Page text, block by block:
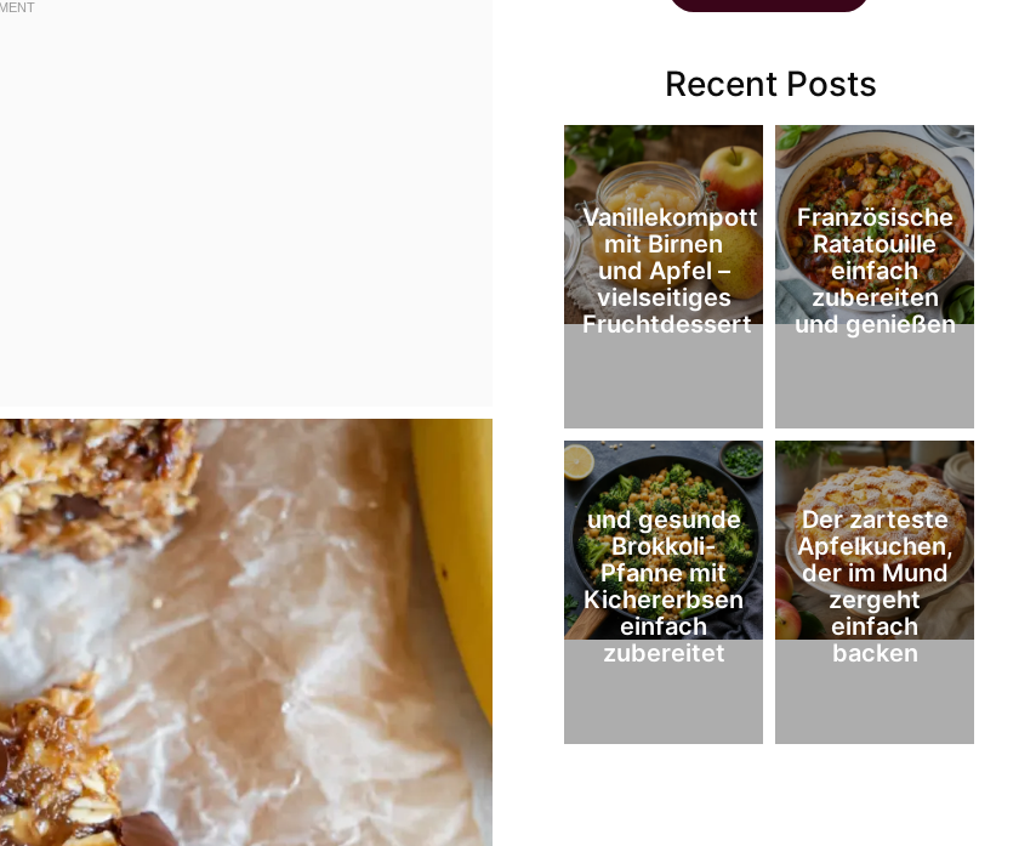
Recent Posts
Vanillekompott
mit Birnen
und Apfel –
vielseitiges
Fruchtdessert
Französische
Ratatouille
einfach
zubereiten
und genießen
und gesunde
Brokkoli-
Pfanne mit
Kichererbsen
einfach
zubereitet
Der zarteste
Apfelkuchen,
der im Mund
zergeht
einfach
backen